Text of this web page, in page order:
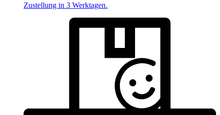
Zustellung in 3 Werktagen.